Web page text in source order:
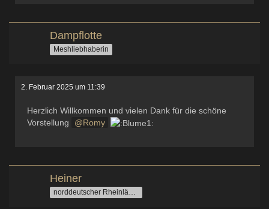
Dampflotte
Meshliebhaberin
2. Februar 2025 um 11:39
Herzlich Willkommen und vielen Dank für die schöne
Vorstellung
Romy
Heiner
norddeutscher Rheinländer